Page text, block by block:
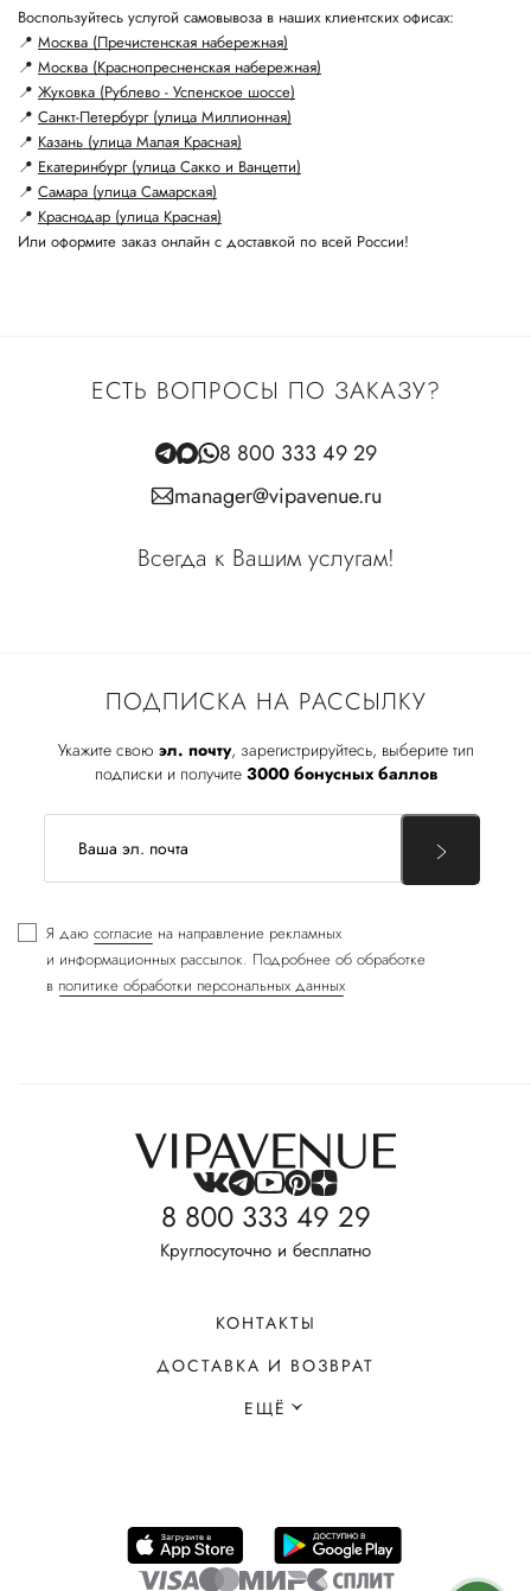
Воспользуйтесь услугой самовывоза в наших клиентских офисах:
📍 Москва (Пречистенская набережная)
📍 Москва (Краснопресненская набережная)
📍 Жуковка (Рублево - Успенское шоссе)
📍 Санкт-Петербург (улица Миллионная)
📍 Казань (улица Малая Красная)
📍 Екатеринбург (улица Сакко и Ванцетти)
📍 Самара (улица Самарская)
📍 Краснодар (улица Красная)
Или оформите заказ онлайн с доставкой по всей России!
ПОДПИСКА НА РАССЫЛКУ
Укажите свою эл. почту, зарегистрируйтесь, выберите тип
подписки и получите 3000 бонусных баллов
Я даю согласие на направление рекламных
и информационных рассылок. Подробнее об обработке
в политике обработки персональных данных
ЕСТЬ ВОПРОСЫ ПО ЗАКАЗУ?
8 800 333 49 29
manager@vipavenue.ru
Всегда к Вашим услугам!
8 800 333 49 29
Круглосуточно и бесплатно
КОНТАКТЫ
ДОСТАВКА И ВОЗВРАТ
ЕЩЁ